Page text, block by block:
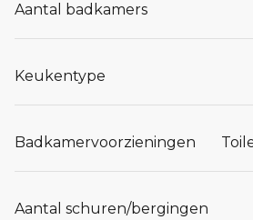
Aantal badkamers
Keukentype
Badkamervoorzieningen
Aantal schuren/bergingen